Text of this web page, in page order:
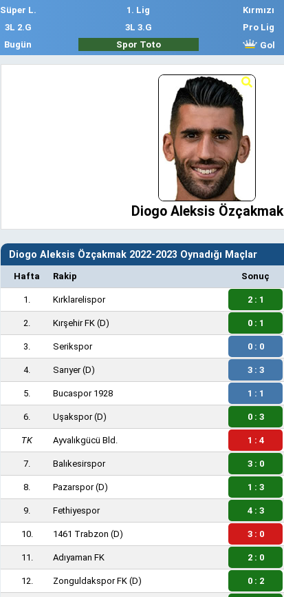
Süper L. 1. Lig Kırmızı
3L 2.G
3L 3.G Pro Lig
Bugün
Spor Toto Gol
Diogo Aleksis Özçakmak
Diogo Aleksis Özçakmak 2022-2023 Oynadığı Maçlar
Hafta Rakip Sonuç
1. Kırklarelispor 2 : 1
2. Kırşehir FK (D) 0 : 1
3. Serikspor 0 : 0
4. Sarıyer(D) 3 : 3
5. Bucaspor 1928 1 : 1
6. Uşakspor(D) 0 : 3
TK Ayvalıkgücü Bld. 1 : 4
7. Balıkesirspor 3 : 0
8. Pazarspor(D) 1 : 3
9. Fethiyespor 4 : 3
10. 1461 Trabzon (D) 3 : 0
11. Adıyaman FK 2 : 0
12. Zonguldakspor FK (D) 0 : 2